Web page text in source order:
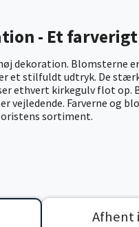
- Et
dekoration. Blomsterne
et stilfuldt udtryk. De
ethvert kirkegulv flot op.
vejledende. Farverne og
sortiment.
Afhent